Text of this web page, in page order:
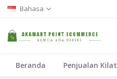
Bahasa
Beranda Penjualan Kilat